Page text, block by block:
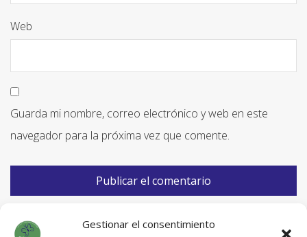
Gestionar el consentimiento
Web
Guarda mi nombre, correo electrónico y web en este
navegador para la próxima vez que comente.